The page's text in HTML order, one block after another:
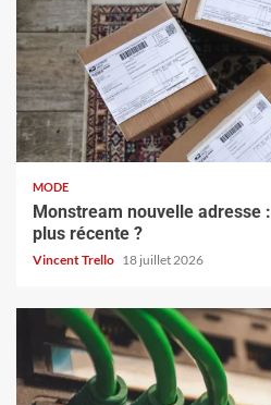
MODE
Monstream nouvelle adresse
plus récente ?
Vincent Trello 18 juillet 2026